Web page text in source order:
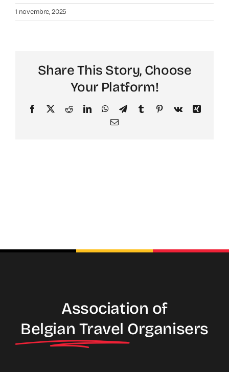
1 novembre, 2025
Share This Story, Choose
Your Platform!
Facebook
X RedditLinkedInWhatsApp
TelegramTumblr PinterestVk
Xing
Email
Association of
Belgian Travel Organisers